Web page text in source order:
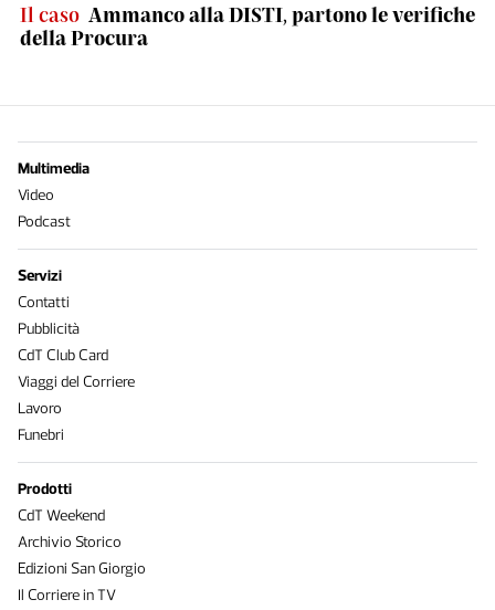
Il caso Ammanco alla DISTI, partono le verifiche
della Procura
Multimedia
Video
Podcast
Servizi
Contatti
Pubblicità
CdT Club Card
Viaggi del Corriere
Lavoro
Funebri
Prodotti
CdT Weekend
Archivio Storico
Edizioni San Giorgio
Il Corriere in TV